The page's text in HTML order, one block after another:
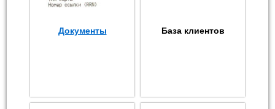
Документы База клиентов